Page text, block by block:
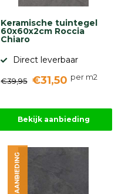
Keramische tuintegel
60x60x2cm Roccia
Chiaro
Direct leverbaar
€39,95 €31,50 per m2
Bekijk aanbieding
AANBIEDING